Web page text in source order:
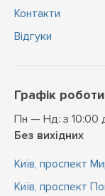
Контакти
Відгуки
Графік роботи
Пн — Нд: з 10:00
Без вихідних
Київ, проспект
Київ, проспект